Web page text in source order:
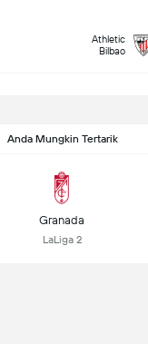
Athletic
Bilbao
Anda Mungkin Tertarik
Granada
LaLiga 2